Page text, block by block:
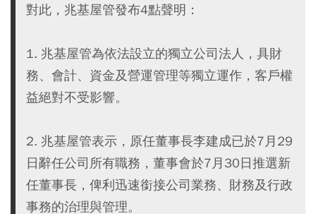
對此，兆基屋管發布4點聲明：
1. 兆基屋管為依法設立的獨立公司法人，具財
務、會計、資金及營運管理等獨立運作，客戶權
益絕對不受影響。
2. 兆基屋管表示，原任董事長李建成已於7月29
日辭任公司所有職務，董事會於7月30日推選新
任董事長，俾利迅速銜接公司業務、財務及行政
事務的治理與管理。